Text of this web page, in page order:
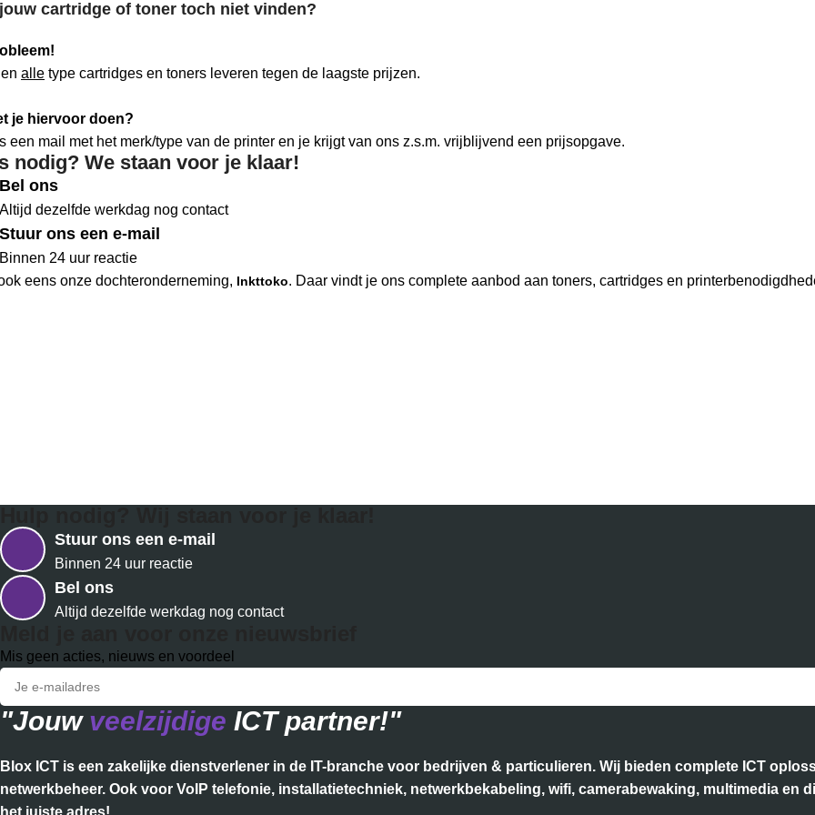
cartridge of toner toch niet vinden?
alle type cartridges en toners leveren tegen de laagste prijzen.
je hiervoor doen?
een mail met het merk/type van de printer en je krijgt van ons z.s.m. vrijblijvend een prijsopgave.
nodig? We staan voor je klaar!
Bel ons
Altijd dezelfde werkdag nog contact
Stuur ons een e-mail
Binnen 24 uur reactie
eens onze dochteronderneming, Inkttoko. Daar vindt je ons complete aanbod aan toners, cartridges en
Stuur ons een e-mail
Binnen 24 uur reactie
Bel ons
Altijd dezelfde werkdag nog contact
Mis geen acties, nieuws en voordeel
"Jouw veelzijdige ICT partner!"
Blox ICT is een zakelijke dienstverlener in de IT-branche voor bedrijven & particulieren. Wij bieden complete ICT
netwerkbeheer. Ook voor VoIP telefonie, installatietechniek, netwerkbekabeling, wifi, camerabewaking, multimedia en